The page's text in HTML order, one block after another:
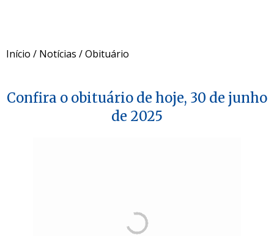
Início / Notícias /Obituário
Confira o obituário de hoje, 30 de junho
de 2025